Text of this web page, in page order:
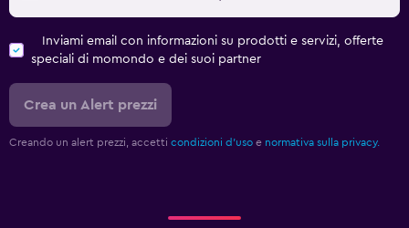
Inviami email con informazioni su prodotti e servizi, offerte
speciali di momondo e dei suoi partner
Crea un Alert prezzi
Creando un alert prezzi, accetti condizioni d'uso e normativa sulla privacy.